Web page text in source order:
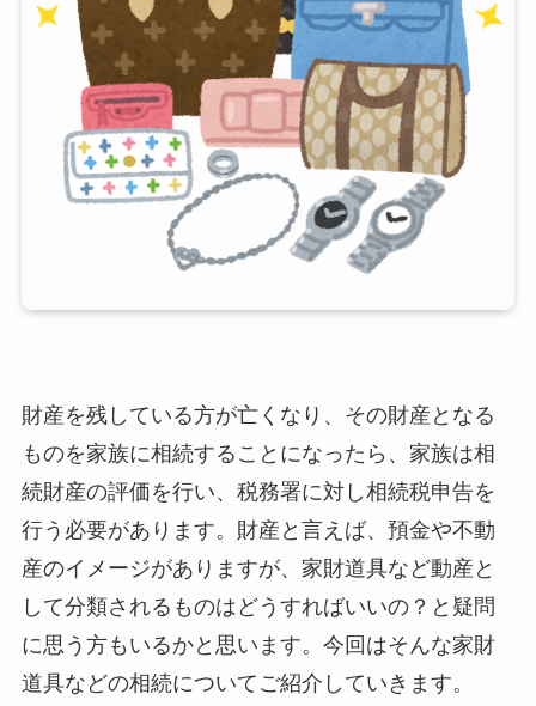
財産を残している方が亡くなり、その財産となる
ものを家族に相続することになったら、家族は相
続財産の評価を行い、税務署に対し相続税申告を
行う必要があります。財産と言えば、預金や不動
産のイメージがありますが、家財道具など動産と
して分類されるものはどうすればいいの？と疑問
に思う方もいるかと思います。今回はそんな家財
道具などの相続についてご紹介していきます。